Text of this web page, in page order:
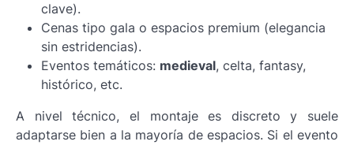
clave).
Cenas tipo gala o espacios premium (elegancia
sin estridencias).
Eventos temáticos: medieval, celta, fantasy,
histórico, etc.
A nivel técnico, el montaje es discreto y suele
adaptarse bien a la mayoría de espacios. Si el evento